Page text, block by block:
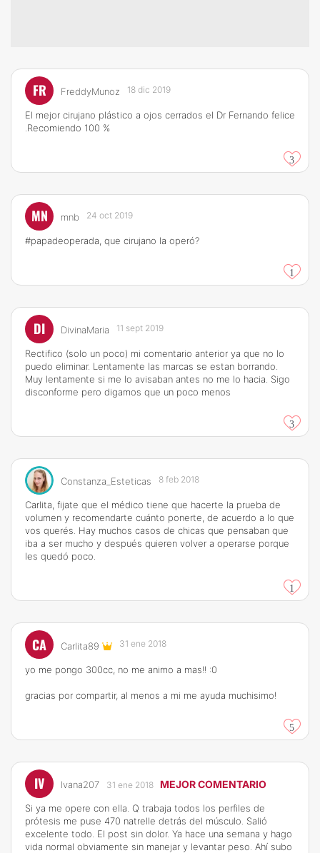
FR FreddyMunoz 18 dic 2019
El mejor cirujano plástico a ojos cerrados el Dr Fernando felice
.Recomiendo 100 %
3
MN mnb 24 oct 2019
#papadeoperada, que cirujano la operó?
1
DI DivinaMaria 11 sept 2019
Rectifico (solo un poco) mi comentario anterior ya que no lo
puedo eliminar. Lentamente las marcas se estan borrando.
Muy lentamente si me lo avisaban antes no me lo hacia. Sigo
disconforme pero digamos que un poco menos
3
Constanza_Esteticas 8 feb 2018
Carlita, fijate que el médico tiene que hacerte la prueba de
volumen y recomendarte cuánto ponerte, de acuerdo a lo que
vos querés. Hay muchos casos de chicas que pensaban que
iba a ser mucho y después quieren volver a operarse porque
les quedó poco.
1
CA Carlita89 31 ene 2018
yo me pongo 300cc, no me animo a mas!! :0
gracias por compartir, al menos a mi me ayuda muchisimo!
5
IV Ivana207 31 ene 2018 MEJOR COMENTARIO
Si ya me opere con ella. Q trabaja todos los perfiles de
prótesis me puse 470 natrelle detrás del músculo. Salió
excelente todo. El post sin dolor. Ya hace una semana y hago
vida normal obviamente sin manejar y levantar peso. Ahí subo